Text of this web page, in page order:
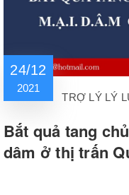
24/12
2021
TRỢ LÝ LÝ
Bắt quả tang
dâm ở thị trấn